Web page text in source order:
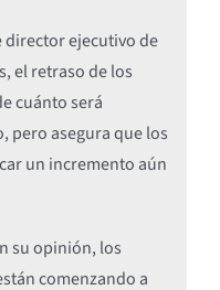
director ejecutivo de
el retraso de los
cuánto será
pero asegura que los
un incremento aún
su opinión, los
comenzando a